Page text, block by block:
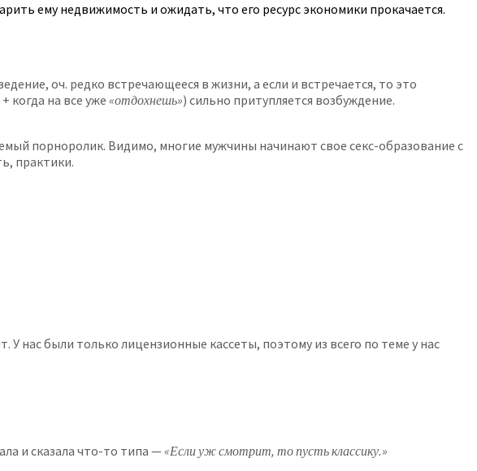
ему недвижимость и ожидать, что его ресурс экономики прокачается.
оч. редко встречающееся в жизни, а если и встречается, то это
когда на все уже «отдохнешь») сильно притупляется возбуждение.
порноролик. Видимо, многие мужчины начинают свое секс-образование с
практики.
нас были только лицензионные кассеты, поэтому из всего по теме у нас
и сказала что-то типа — «Если уж смотрит, то пусть классику.»